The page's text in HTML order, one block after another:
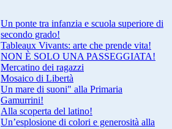
Un ponte tra infanzia e scuola superiore di
secondo grado!
Tableaux Vivants: arte che prende vita!
NON È SOLO UNA PASSEGGIATA!
Mercatino dei ragazzi
Mosaico di Libertà
Un mare di suoni" alla Primaria
Gamurrini!
Alla scoperta del latino!
Un’esplosione di colori e generosità alla